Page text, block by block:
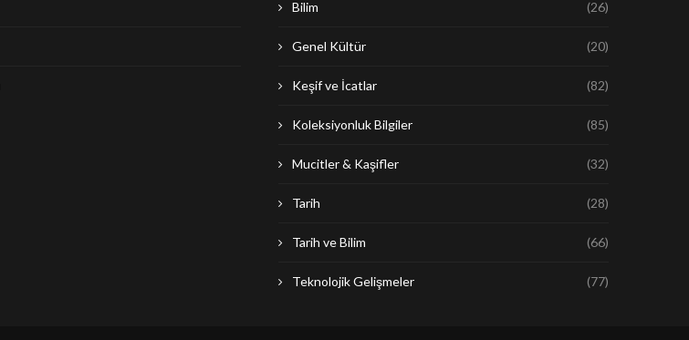
Bilim (26)
Genel Kültür (20)
Keşif ve İcatlar (82)
Koleksiyonluk Bilgiler (85)
Mucitler & Kaşifler (32)
Tarih (28)
Tarih ve Bilim (66)
Teknolojik Gelişmeler (77)